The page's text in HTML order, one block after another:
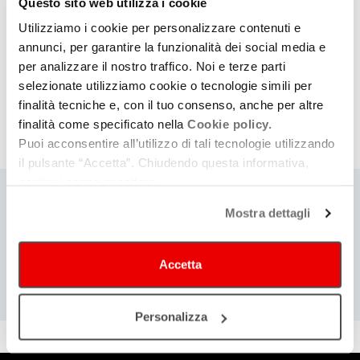
Utilizziamo i cookie per personalizzare contenuti e
annunci, per garantire la funzionalità dei social media e
per analizzare il nostro traffico. Noi e terze parti
selezionate utilizziamo cookie o tecnologie simili per
finalità tecniche e, con il tuo consenso, anche per altre
finalità come specificato nella Cookie policy.
Puoi acconsentire all’utilizzo di tali tecnologie utilizzando
il pulsante “Accetta”. Chiudendo questa informativa,
Mostra dettagli
Accetta
Personalizza
dell’intero anno, dalla primavera all’inverno. Il secondo corposo
segmento – parallelo alla sezione deigrandi interpreti
primaverile, dedicato ai giovani talenti: si dà spazio a giovani
esecutori vincitori di numerosi premi internazionali, scelti tra i
migliori esordienti o quasi-esordienti nel mondo del concertismo
classico.
COSA
Cerca rassegne e festival